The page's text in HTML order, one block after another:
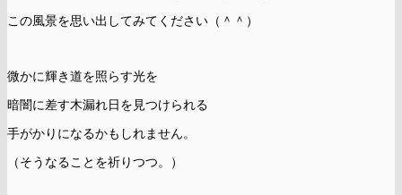
この風景を思い出してみてください（＾＾）
微かに輝き道を照らす光を
暗闇に差す木漏れ日を見つけられる
手がかりになるかもしれません。
（そうなることを祈りつつ。）